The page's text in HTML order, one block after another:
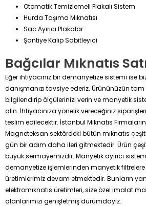
Otomatik Temizlemeli Plakalı Sistem
Hurda Taşıma Mıknatısı
Sac Ayırıcı Plakalar
Şantiye Kalıp Sabitleyici
Bağcılar Mıknatıs
Eğer ihtiyacınız bir demanyetize sistemi ise
danışmanızı tavsiye ederiz. Ürününüzün
bilgilendirip ölçülerinizi verin ve manyetik
alın. İhtiyacınıza yönelik vereceğiniz
teslim edilecektir. İstanbul Mıknatıs
Magneteksan sektördeki bütün mıknatıs
gün bir adım daha ileri gitmektedir. Ürün
büyük sermayemizdir. Manyetik ayırıcı
demanyetize işlemlerinden manyetik
üretimlerimiz devam etmektedir. Bunların
elektromıknatıs üretimleri, size özel imalat
alanlarımızı genişletmiş durumdayız.